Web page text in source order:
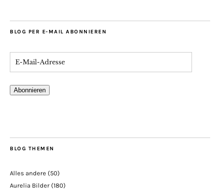
BLOG PER E-MAIL ABONNIEREN
Abonnieren
BLOG THEMEN
Alles andere (50)
Aurelia Bilder (180)